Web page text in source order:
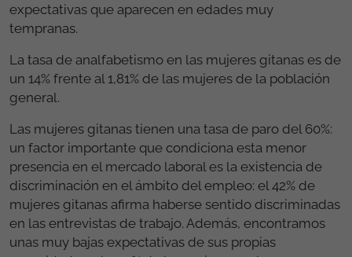
igualdad, a una educación inclusiva y de calidad y una
enorme brecha educativa. Una de las principales
las jóvenes gitanas es de un 63%. Entre las razones
principales destaca la falta de apoyos específicos y
adaptados dentro del sistema educativo, la falta de
referentes en las familias, motivos familiares (tareas
del hogar, o las cargas asociadas a los roles familiares
y de género) y la falta de motivación y de
expectativas que aparecen en edades muy
tempranas.
La tasa de analfabetismo en las mujeres gitanas es de
un 14% frente al 1,81% de las mujeres de la población